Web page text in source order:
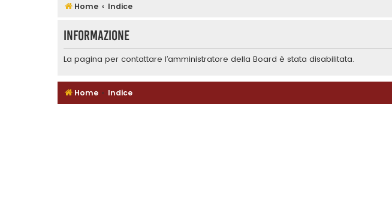
Home Indice
Informazione
La pagina per contattare l’amministratore della Board è stata disabilitata.
Home Indice